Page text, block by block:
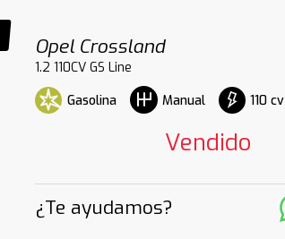
Opel Crossland
1.2 110CV GS Line
Gasolina
Manual 110 cv
Vendido
¿Te ayudamos?